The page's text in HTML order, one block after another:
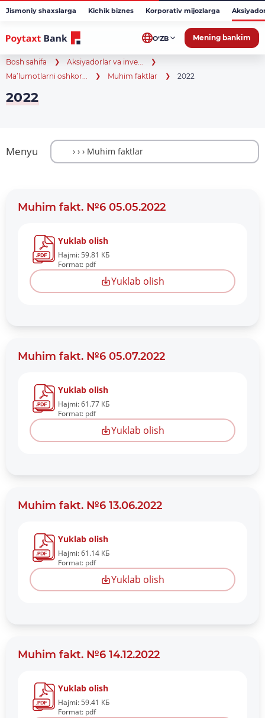
Jismoniy shaxslarga Kichik biznes Korporativ mijozlarga
O‘ZB Mening bankim
Bosh sahifa
Aksiyadorlar va inve...
Ma’lumotlarni oshkor...
Muhim faktlar 2022
2022
Menyu
Muhim fakt. №6 05.05.2022
Yuklab olish
Hajmi: 59.81 КБ
Format: pdf
Yuklab olish
Muhim fakt. №6 05.07.2022
Yuklab olish
Hajmi: 61.77 КБ
Format: pdf
Yuklab olish
Muhim fakt. №6 13.06.2022
Yuklab olish
Hajmi: 61.14 КБ
Format: pdf
Yuklab olish
Muhim fakt. №6 14.12.2022
Yuklab olish
Hajmi: 59.41 КБ
Format: pdf